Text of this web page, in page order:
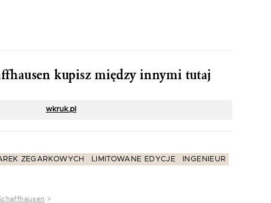
kupisz między innymi tutaj
wkruk.pl
ZEGARKOWYCH LIMITOWANE EDYCJE
INGENIEUR
>